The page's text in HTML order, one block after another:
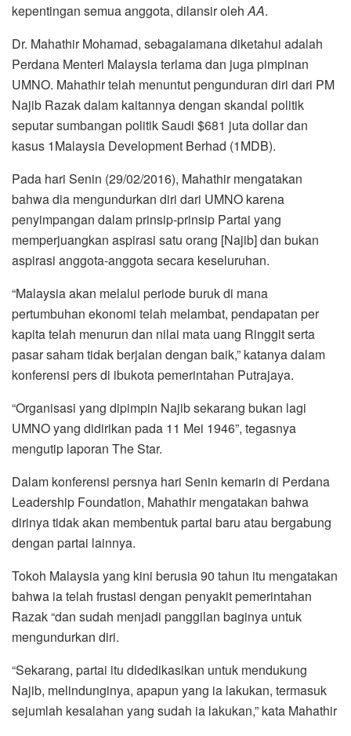
kepentingan semua anggota, dilansir olehAA.
Dr. Mahathir Mohamad, sebagaiamana diketahui adalah
Perdana Menteri Malaysia terlama dan juga pimpinan
UMNO. Mahathir telah menuntut pengunduran diri dari PM
Najib Razak dalam kaitannya dengan skandal politik
seputar sumbangan politik Saudi $681 juta dollar dan
kasus 1Malaysia Development Berhad (1MDB).
Pada hari Senin (29/02/2016), Mahathir mengatakan
bahwa dia mengundurkan diri dari UMNO karena
penyimpangan dalam prinsip-prinsip Partai yang
memperjuangkan aspirasi satu orang [Najib] dan bukan
aspirasi anggota-anggota secara keseluruhan.
“Malaysia akan melalui periode buruk di mana
pertumbuhan ekonomi telah melambat, pendapatan per
kapita telah menurun dan nilai mata uang Ringgit serta
pasar saham tidak berjalan dengan baik,” katanya dalam
konferensi pers di ibukota pemerintahan Putrajaya.
“Organisasi yang dipimpin Najib sekarang bukan lagi
UMNO yang didirikan pada 11 Mei 1946”, tegasnya
mengutip laporan The Star.
Dalam konferensi persnya hari Senin kemarin di Perdana
Leadership Foundation, Mahathir mengatakan bahwa
dirinya tidak akan membentuk partai baru atau bergabung
dengan partai lainnya.
Tokoh Malaysia yang kini berusia 90 tahun itu mengatakan
bahwa ia telah frustasi dengan penyakit pemerintahan
Razak “dan sudah menjadi panggilan baginya untuk
mengundurkan diri.
“Sekarang, partai itu didedikasikan untuk mendukung
Najib, melindunginya, apapun yang ia lakukan, termasuk
sejumlah kesalahan yang sudah ia lakukan,” kata Mahathir